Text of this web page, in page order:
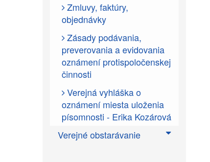
Zmluvy, faktúry,
objednávky
Zásady podávania,
preverovania a evidovania
oznámení protispoločenskej
činnosti
Verejná vyhláška o
oznámení miesta uloženia
písomnosti - Erika Kozárová
Verejné obstarávanie